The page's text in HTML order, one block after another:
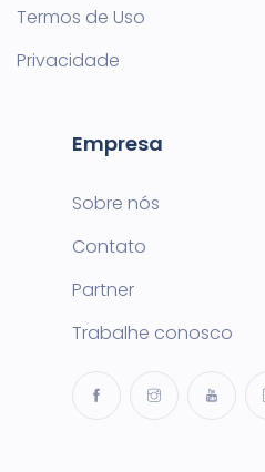
Termos de Uso
Privacidade
Empresa
Sobre nós
Contato
Partner
Trabalhe conosco